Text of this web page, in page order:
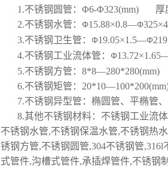
1.不锈钢圆管：Φ6-Φ323(mm) 厚
2.不锈钢水管： Φ15.88×0.8—Φ
3.不锈钢卫生管： Φ19.05×1.5—Φ
4.不锈钢工业流体管： Φ
5.不锈钢方管：8*8—280*280(mm)
6.不锈钢矩管：
7.不锈钢异型管：椭圆管、平椭管
8.其他不锈钢材料：不锈钢工业流
不锈钢水管,不锈钢保温水管,不锈钢热
锈钢方管,不锈钢圆管,304不锈钢管
式管件,沟槽式管件,承插焊管件,不锈钢